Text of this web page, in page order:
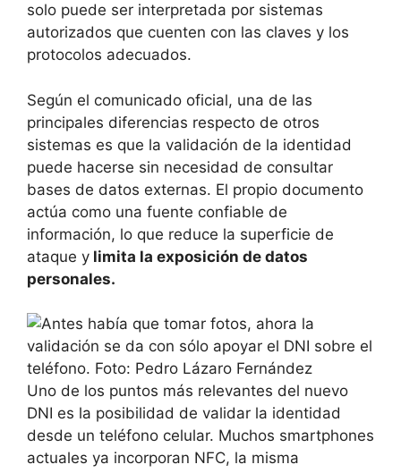
solo puede ser interpretada por sistemas
autorizados que cuenten con las claves y los
protocolos adecuados.
Según el comunicado oficial, una de las
principales diferencias respecto de otros
sistemas es que la validación de la identidad
puede hacerse sin necesidad de consultar
bases de datos externas. El propio documento
actúa como una fuente confiable de
información, lo que reduce la superficie de
ataque y limita la exposición de datos
personales.
Uno de los puntos más relevantes del nuevo
DNI es la posibilidad de validar la identidad
desde un teléfono celular. Muchos smartphones
actuales ya incorporan NFC, la misma